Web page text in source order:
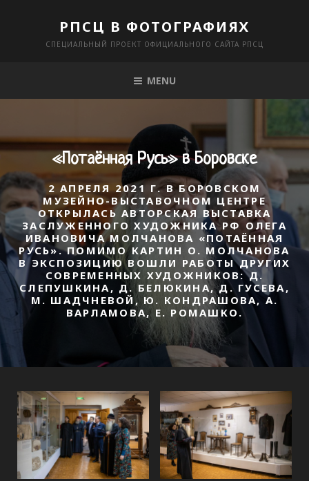
РПСЦ В ФОТОГРАФИЯХ
СПЕЦИАЛЬНЫЙ ПРОЕКТ ОФИЦИАЛЬНОГО САЙТА РПСЦ
MENU
«Потаённая Русь» в Боровске
2 АПРЕЛЯ 2021 Г. В БОРОВСКОМ
МУЗЕЙНО-ВЫСТАВОЧНОМ ЦЕНТРЕ
ОТКРЫЛАСЬ АВТОРСКАЯ ВЫСТАВКА
ЗАСЛУЖЕННОГО ХУДОЖНИКА РФ ОЛЕГА
ИВАНОВИЧА МОЛЧАНОВА «ПОТАЁННАЯ
РУСЬ». ПОМИМО КАРТИН О. МОЛЧАНОВА
В ЭКСПОЗИЦИЮ ВОШЛИ РАБОТЫ ДРУГИХ
СОВРЕМЕННЫХ ХУДОЖНИКОВ: Д.
СЛЕПУШКИНА, Д. БЕЛЮКИНА, Д. ГУСЕВА,
М. ШАДЧНЕВОЙ, Ю. КОНДРАШОВА, А.
ВАРЛАМОВА, Е. РОМАШКО.